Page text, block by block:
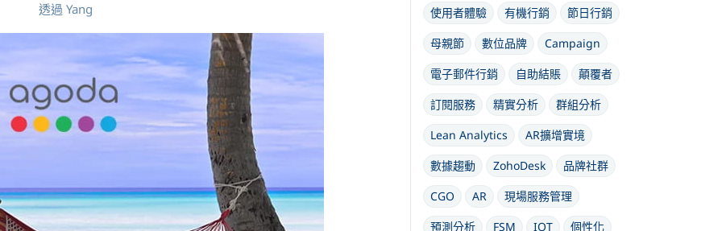
透過 Yang
使用者體驗
有機行銷
節日行銷
母親節
數位品牌
Campaign
電子郵件行銷
自助結賬
顛覆者
訂閱服務
精實分析
群組分析
Lean Analytics
AR擴增實境
數據趨動
ZohoDesk
品牌社群
CGO
AR
現場服務管理
預測分析
FSM IOT 個性化